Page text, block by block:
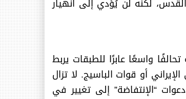
واسعًا عابرًا للطبقات يربط
أو قوات الباسيج. لا تزال
“الإنتفاضة” إلى تغيير في